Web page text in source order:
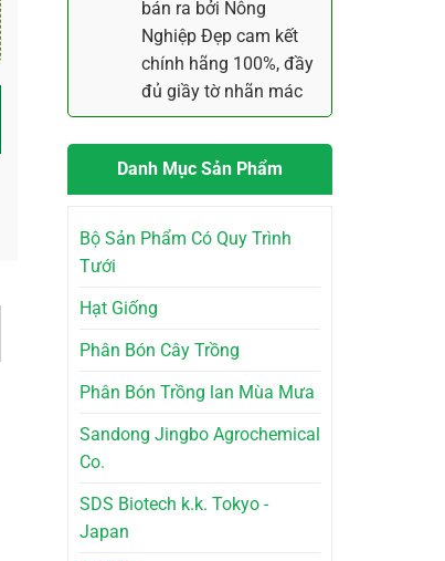
bán ra bởi Nông
Nghiệp Đẹp cam kết
chính hãng 100%, đầy
đủ giầy tờ nhãn mác
Danh Mục Sản Phẩm
Bộ Sản Phẩm Có Quy Trình
Tưới
Hạt Giống
Phân Bón Cây Trồng
Phân Bón Trồng lan Mùa Mưa
Sandong Jingbo Agrochemical
Co.
SDS Biotech k.k. Tokyo -
Japan